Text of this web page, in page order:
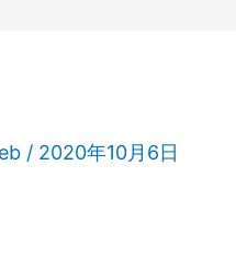
/ 2020年10月6日